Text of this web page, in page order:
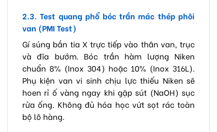
2.3. Test quang phổ bóc trần mác thép phôi
van (PMI Test)
Gí súng bắn tia X trực tiếp vào thân van, trục
và đĩa bướm. Bóc trần hàm lượng Niken
chuẩn 8% (Inox 304) hoặc 10% (Inox 316L).
Phụ kiện van vi sinh chịu lực thiếu Niken sẽ
hoen rỉ ố vàng ngay khi gặp sút (NaOH) sục
rửa ống. Không đủ hóa học vứt sọt rác toàn
bộ lô hàng.